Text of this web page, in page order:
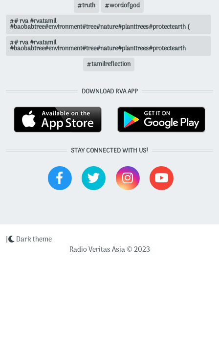
truth
wordofgod
# rva #rvatamil
#baobabtree#environment#tree#nature#planttrees#protectearth (
# rva #rvatamil
#baobabtree#environment#tree#nature#planttrees#protectearth
tamilreflection
DOWNLOAD RVA APP
STAY CONNECTED WITH US!
Radio Veritas Asia © 2023
| Dark theme